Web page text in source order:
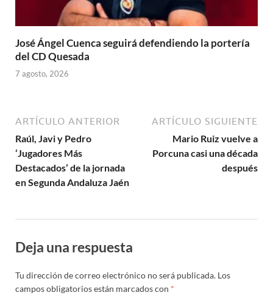
José Ángel Cuenca seguirá defendiendo la portería
del CD Quesada
7 agosto, 2026
ARTÍCULO ANTERIOR
Raúl, Javi y Pedro
‘Jugadores Más
Destacados’ de la jornada
en Segunda Andaluza Jaén
ARTÍCULO SIGUIENTE
Mario Ruiz vuelve a
Porcuna casi una década
después
Deja una respuesta
Tu dirección de correo electrónico no será publicada. Los
campos obligatorios están marcados con *